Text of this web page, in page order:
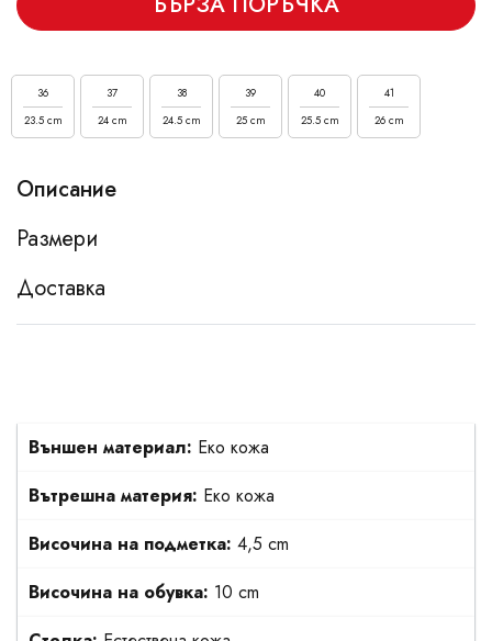
36
23.5 cm
37
24 cm
38
24.5 cm
39
25 cm
40
25.5 cm
41
26 cm
Описание
Размери
Доставка
Външен материал: Еко кожа
Вътрешна материя: Еко кожа
Височина на подметка: 4,5 cm
Височина на обувка: 10 cm